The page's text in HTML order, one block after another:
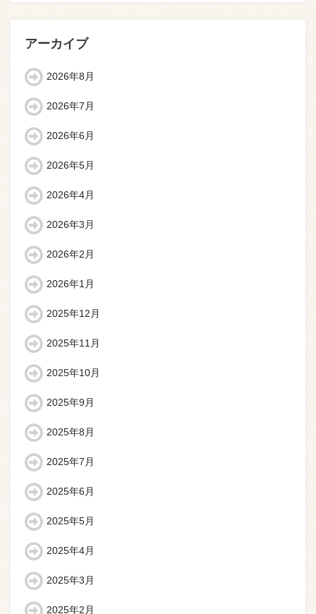
アーカイブ
2026年8月
2026年7月
2026年6月
2026年5月
2026年4月
2026年3月
2026年2月
2026年1月
2025年12月
2025年11月
2025年10月
2025年9月
2025年8月
2025年7月
2025年6月
2025年5月
2025年4月
2025年3月
2025年2月